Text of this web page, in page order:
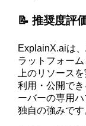
📝 推奨度評価
ExplainX.aiは
ラットフォー
上のリソース
利用・公開で
ーバーの専用
独自の強みです